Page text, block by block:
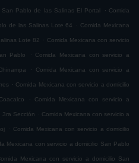
Pablo de las Salinas El Portal . Comida
de las Salinas Lote 64 . Comida Mexicana
Lote 82 . Comida Mexicana con servicio
Pablo . Comida Mexicana con servicio a
. Comida Mexicana con servicio a
. Comida Mexicana con servicio a domicilio
. Comida Mexicana con servicio a
3ra Sección . Comida Mexicana con servicio a
. Comida Mexicana con servicio a domicilio
Mexicana con servicio a domicilio San Pablo
Mexicana con servicio a domicilio San